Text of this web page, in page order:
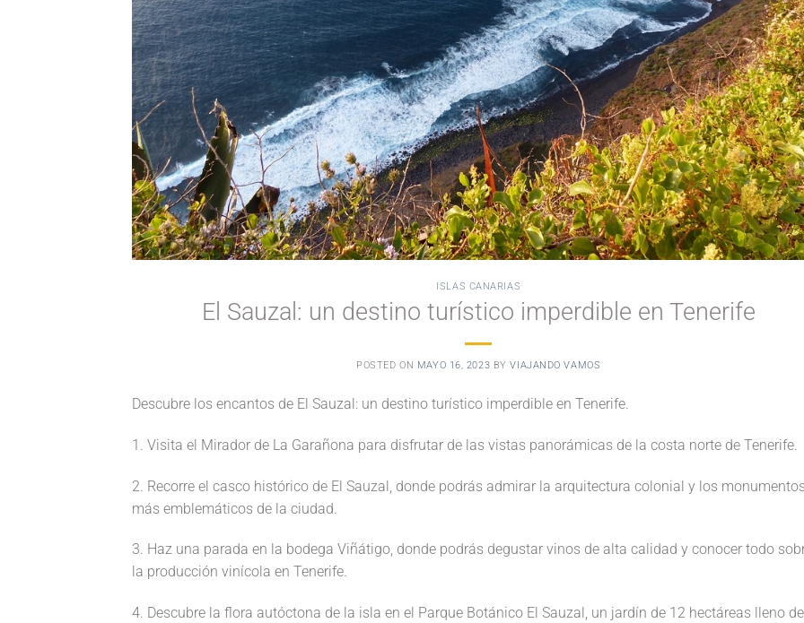
ISLAS CANARIAS
El Sauzal: un destino turístico imperdible en Tenerife
POSTED ON MAYO 16, 2023 BYVIAJANDO VAMOS
Descubre los encantos de El Sauzal: un destino turístico imperdible en Tenerife.
1. Visita el Mirador de La Garañona para disfrutar de las vistas panorámicas de la costa norte de Tenerife.
2. Recorre el casco histórico de El Sauzal, donde podrás admirar la arquitectura colonial y los
más emblemáticos de la ciudad.
3. Haz una parada en la bodega Viñátigo, donde podrás degustar vinos de alta calidad y conocer todo
la producción vinícola en Tenerife.
4. Descubre la flora autóctona de la isla en el Parque Botánico El Sauzal, un jardín de 12 hectáreas lleno de